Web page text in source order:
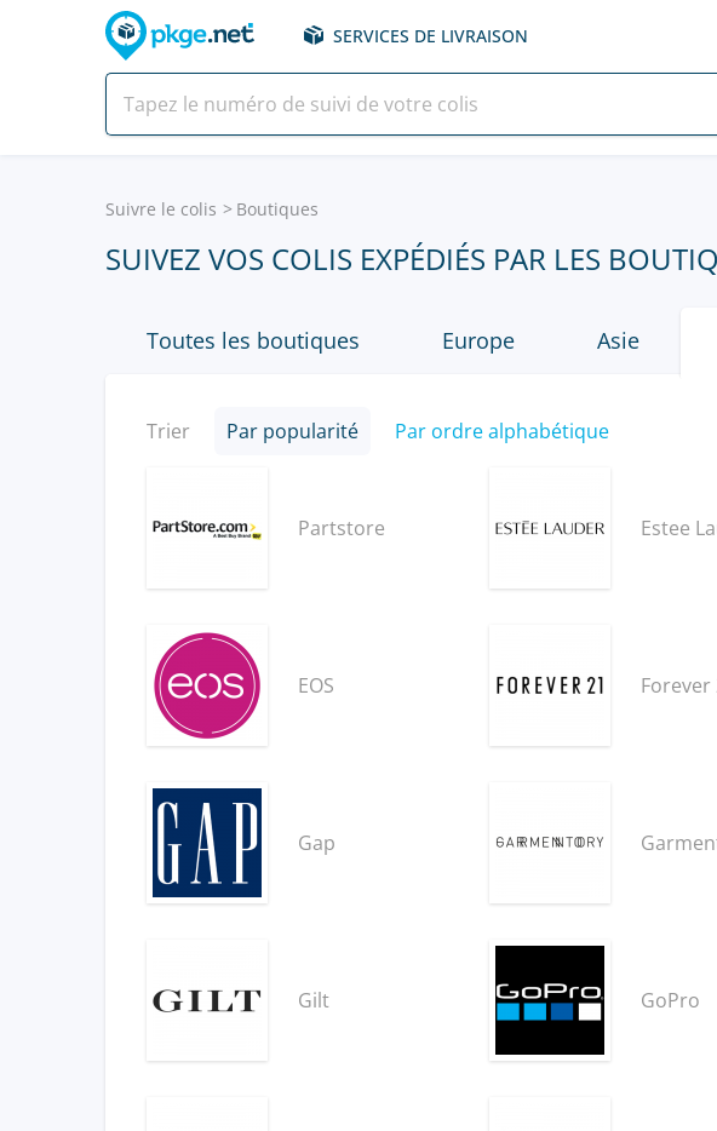
SERVICES DE LIVRAISON
Suivre le colis Boutiques
SUIVEZ VOS COLIS EXPÉDIÉS PAR LES
Toutes les boutiques Europe Asie
Trier Par popularité Par ordre alphabétique
Partstore Estee
EOS Forever
Gap
Gilt GoPro